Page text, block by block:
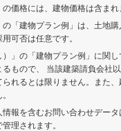
の価格には、建物価格は含まれ
の「建物プラン例」は、土地
可否は任意です。
）」の「建物プラン例」に関
もので、 当該建築請負会社
れるとは限りません。また
報を含むお問い合わせデー
理されます。